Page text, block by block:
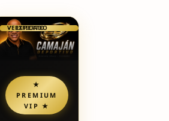
✓ EXPERTO VERIFICADO
★
PREMIUM
VIP ★